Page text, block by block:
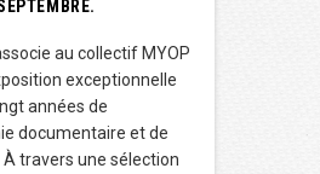
au collectif MYOP
exceptionnelle
années de
documentaire et de
travers une sélection